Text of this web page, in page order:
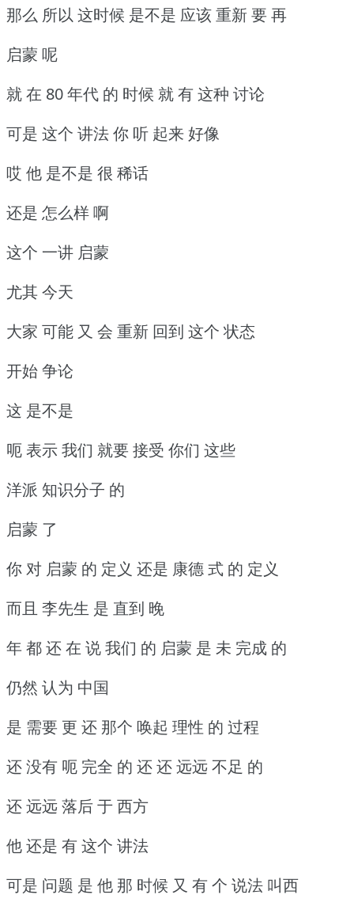
那么 所以 这时候 是不是 应该 重新 要 再
启蒙 呢
就 在 80 年代 的 时候 就 有 这种 讨论
可是 这个 讲法 你 听 起来 好像
哎 他 是不是 很 稀话
还是 怎么样 啊
这个 一讲 启蒙
尤其 今天
大家 可能 又 会 重新 回到 这个 状态
开始 争论
这 是不是
呃 表示 我们 就要 接受 你们 这些
洋派 知识分子 的
启蒙 了
你 对 启蒙 的 定义 还是 康德 式 的 定义
而且 李先生 是 直到 晚
年 都 还 在 说 我们 的 启蒙 是 未 完成 的
仍然 认为 中国
是 需要 更 还 那个 唤起 理性 的 过程
还 没有 呃 完全 的 还 还 远远 不足 的
还 远远 落后 于 西方
他 还是 有 这个 讲法
可是 问题 是 他 那 时候 又 有 个 说法 叫西